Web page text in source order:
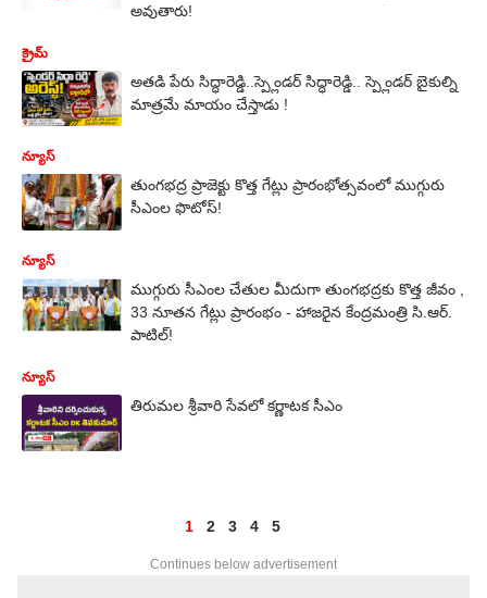
అవుతారు!
క్రైమ్
అతడి పేరు సిద్ధారెడ్డి..స్ప్లెండర్ సిద్ధారెడ్డి.. స్ప్లెండర్ బైకుల్ని
మాత్రమే మాయం చేస్తాడు !
న్యూస్
తుంగభద్ర ప్రాజెక్టు కొత్త గేట్లు ప్రారంభోత్సవంలో ముగ్గురు
సీఎంల ఫొటోస్!
న్యూస్
ముగ్గురు సీఎంల చేతుల మీదుగా తుంగభద్రకు కొత్త జీవం ,
33 నూతన గేట్లు ప్రారంభం - హాజరైన కేంద్రమంత్రి సి.ఆర్.
పాటిల్!
న్యూస్
తిరుమల శ్రీవారి సేవలో కర్ణాటక సీఎం
1 2 3 4 5
Continues below advertisement